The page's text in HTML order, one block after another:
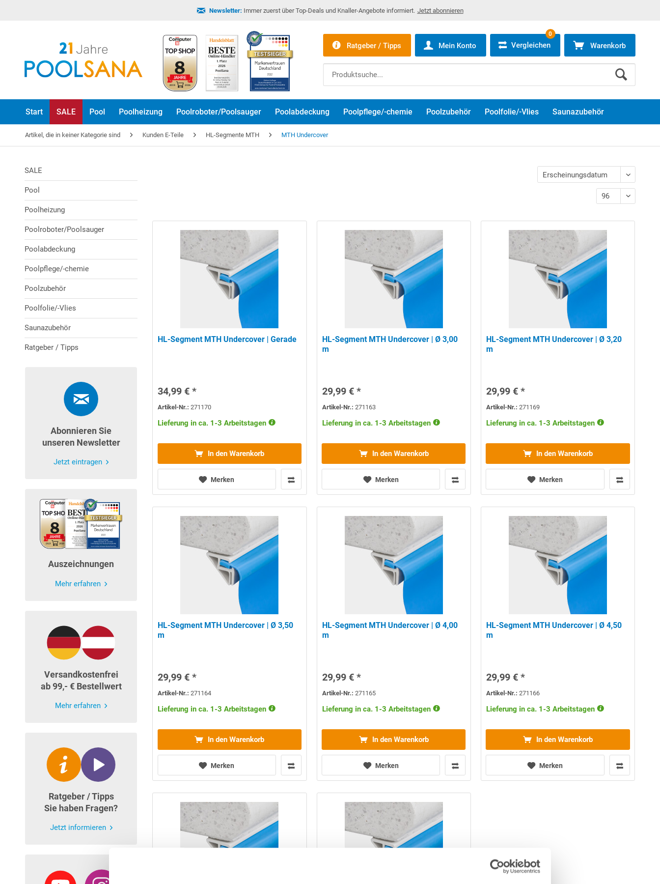
Newsletter: Immer zuerst über Top-Deals und Knaller-Angebote informiert. Jetzt abonnieren
Ratgeber / Tipps Mein Konto Vergleichen
0
Warenkorb
Start SALE Pool Poolheizung Poolroboter/Poolsauger Poolabdeckung Poolpflege/-chemie Poolzubehör Poolfolie/-Vlies Saunazubehör
Artikel, die in keiner Kategorie sind Kunden E-Teile HL-Segmente MTH MTH Undercover
SALE
Pool
Poolheizung
Poolroboter/Poolsauger
Poolabdeckung
Poolpflege/-chemie
Poolzubehör
Poolfolie/-Vlies
Saunazubehör
Ratgeber / Tipps
Abonnieren Sie
unseren Newsletter
Jetzt eintragen
Auszeichnungen
Mehr erfahren
Versandkostenfrei
ab 99,- € Bestellwert
Mehr erfahren
Ratgeber / Tipps
Sie haben Fragen?
Jetzt informieren
HL-Segment MTH Undercover | Gerade
34,99 € *
Artikel-Nr.:271170
Lieferung in ca. 1-3 Arbeitstagen
In den Warenkorb
Merken
HL-Segment MTH Undercover | Ø 3,00
m
29,99 € *
Artikel-Nr.: 271163
Lieferung in ca. 1-3 Arbeitstagen
In den Warenkorb
Merken
HL-Segment MTH Undercover | Ø 3,20
m
29,99 € *
Artikel-Nr.: 271169
Lieferung in ca. 1-3 Arbeitstagen
In den Warenkorb
Merken
HL-Segment MTH Undercover | Ø 3,50
m
29,99 € *
Artikel-Nr.:271164
Lieferung in ca. 1-3 Arbeitstagen
In den Warenkorb
Merken
HL-Segment MTH Undercover | Ø 4,00
m
29,99 € *
Artikel-Nr.: 271165
Lieferung in ca. 1-3 Arbeitstagen
In den Warenkorb
Merken
HL-Segment MTH Undercover | Ø 4,50
m
29,99 € *
Artikel-Nr.: 271166
Lieferung in ca. 1-3 Arbeitstagen
In den Warenkorb
Merken